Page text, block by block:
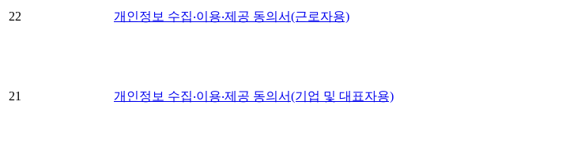
22 개인정보 수집‧이용‧제공 동의서(근로자용)
21 개인정보 수집‧이용‧제공 동의서(기업 및 대표자용)